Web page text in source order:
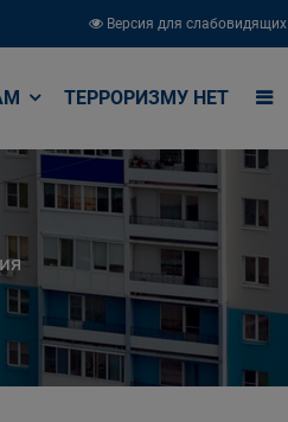
Версия для слабовидящих
ТЕРРОРИЗМУ НЕТ